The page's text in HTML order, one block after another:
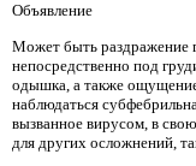
Объявление
Может быть раздражение
непосредственно под
одышка, а также
наблюдаться
вызванное вирусом, в
для других осложнений,